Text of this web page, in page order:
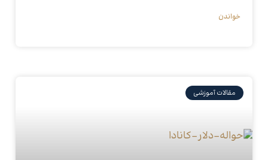
خواندن
مقالات آموزشی